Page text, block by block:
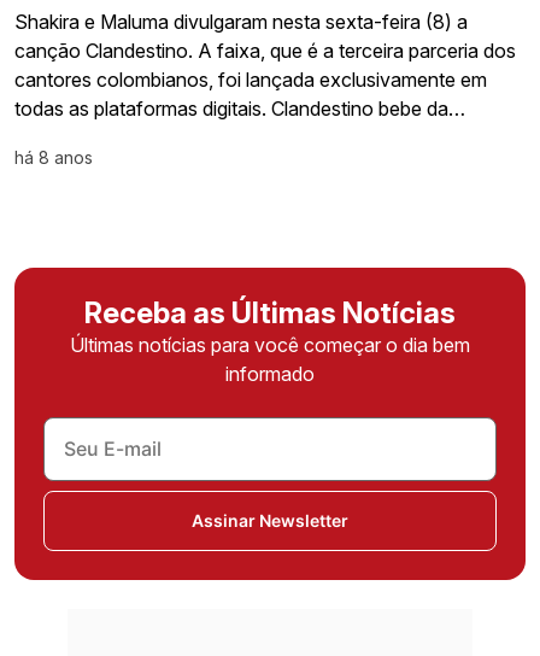
Shakira e Maluma divulgaram nesta sexta-feira (8) a
canção Clandestino. A faixa, que é a terceira parceria dos
cantores colombianos, foi lançada exclusivamente em
todas as plataformas digitais. Clandestino bebe da…
há 8 anos
Receba as Últimas Notícias
Últimas notícias para você começar o dia bem
informado
Assinar Newsletter